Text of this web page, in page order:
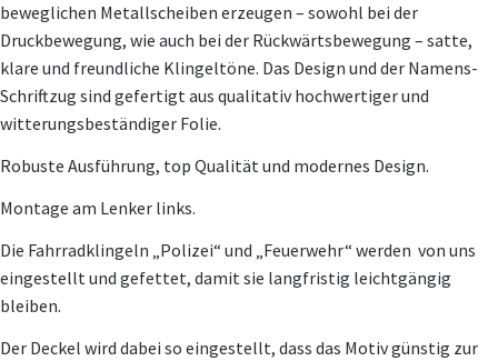
beweglichen Metallscheiben erzeugen – sowohl bei der
Druckbewegung, wie auch bei der Rückwärtsbewegung – satte,
klare und freundliche Klingeltöne. Das Design und der Namens-
Schriftzug sind gefertigt aus qualitativ hochwertiger und
witterungsbeständiger Folie.
Robuste Ausführung, top Qualität und modernes Design.
Montage am Lenker links.
Die Fahrradklingeln „Polizei“ und „Feuerwehr“ werden von uns
eingestellt und gefettet, damit sie langfristig leichtgängig
bleiben.
Der Deckel wird dabei so eingestellt, dass das Motiv günstig zur